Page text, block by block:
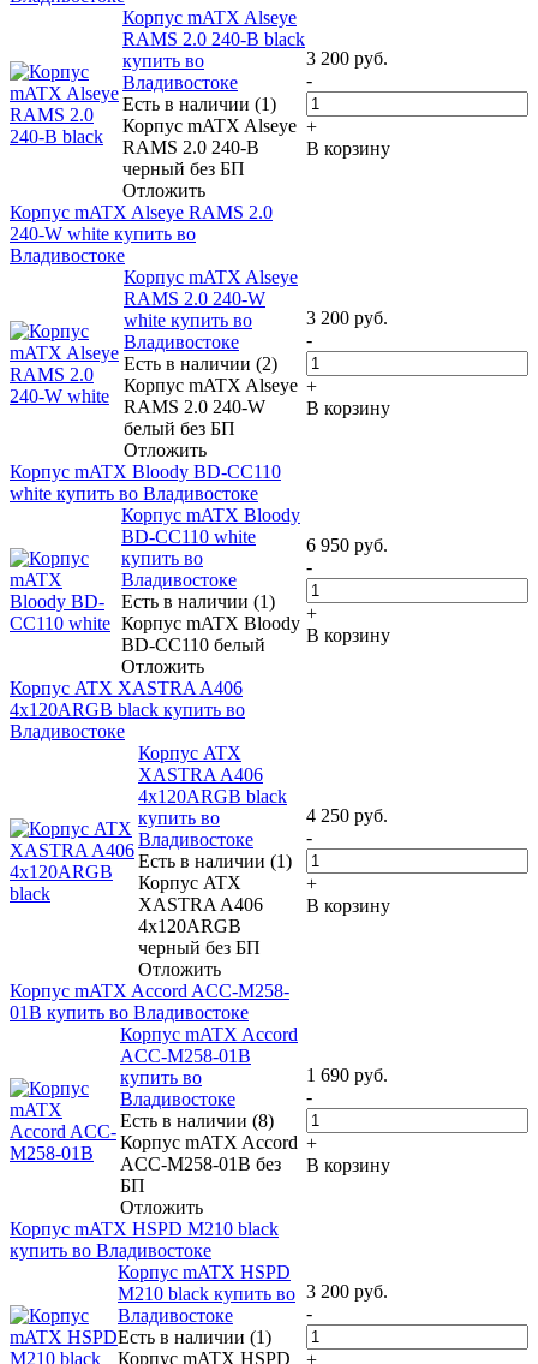
Корпус mATX Alseye
RAMS 2.0 240-B black
купить во
Владивостоке
Есть в наличии (1)
Корпус mATX Alseye
RAMS 2.0 240-B
черный без БП
Отложить
3 200 руб.
-
+
В корзину
Корпус mATX Alseye RAMS 2.0
240-W white купить во
Владивостоке
Корпус mATX Alseye
RAMS 2.0 240-W
white купить во
Владивостоке
Есть в наличии (2)
Корпус mATX Alseye
RAMS 2.0 240-W
белый без БП
Отложить
3 200 руб.
-
+
В корзину
Корпус mATX Bloody BD-CC110
white купить во Владивостоке
Корпус mATX Bloody
BD-CC110 white
купить во
Владивостоке
Есть в наличии (1)
Корпус mATX Bloody
BD-CC110 белый
Отложить
6 950 руб.
-
+
В корзину
Корпус ATX XASTRA A406
4x120ARGB black купить во
Владивостоке
Корпус ATX
XASTRA A406
4x120ARGB black
купить во
Владивостоке
Есть в наличии (1)
Корпус ATX
XASTRA A406
4x120ARGB
черный без БП
Отложить
4 250 руб.
-
+
В корзину
Корпус mATX Accord ACC-M258-
01B купить во Владивостоке
Корпус mATX Accord
ACC-M258-01B
купить во
Владивостоке
Есть в наличии (8)
Корпус mATX Accord
ACC-M258-01B без
БП
Отложить
1 690 руб.
-
+
В корзину
Корпус mATX HSPD M210 black
купить во Владивостоке
Корпус mATX HSPD
M210 black купить во
Владивостоке
Есть в наличии (1)
Корпус mATX HSPD
3 200 руб.
-
+